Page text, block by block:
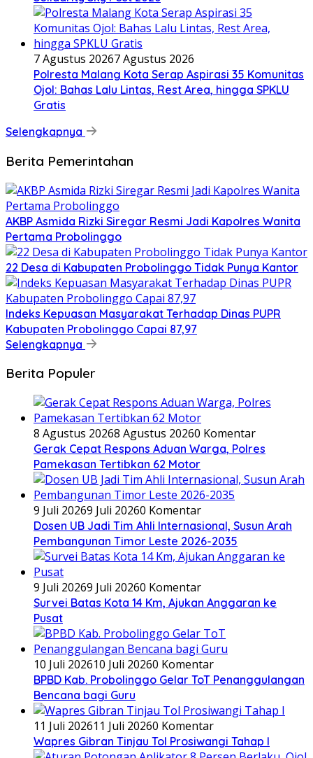
7 Agustus 20267 Agustus 2026
Polresta Malang Kota Serap Aspirasi 35 Komunitas
Ojol: Bahas Lalu Lintas, Rest Area, hingga SPKLU
Gratis
Selengkapnya
Berita Pemerintahan
AKBP Asmida Rizki Siregar Resmi Jadi Kapolres Wanita
Pertama Probolinggo
22 Desa di Kabupaten Probolinggo Tidak Punya Kantor
Indeks Kepuasan Masyarakat Terhadap Dinas PUPR
Kabupaten Probolinggo Capai 87,97
Selengkapnya
Berita Populer
8 Agustus 20268 Agustus 20260 Komentar
Gerak Cepat Respons Aduan Warga, Polres
Pamekasan Tertibkan 62 Motor
9 Juli 20269 Juli 20260 Komentar
Dosen UB Jadi Tim Ahli Internasional, Susun Arah
Pembangunan Timor Leste 2026-2035
9 Juli 20269 Juli 20260 Komentar
Survei Batas Kota 14 Km, Ajukan Anggaran ke
Pusat
10 Juli 202610 Juli 20260 Komentar
BPBD Kab. Probolinggo Gelar ToT Penanggulangan
Bencana bagi Guru
11 Juli 202611 Juli 20260 Komentar
Wapres Gibran Tinjau Tol Prosiwangi Tahap I